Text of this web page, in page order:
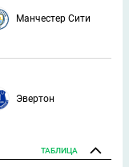
Манчестер Сити
Эвертон
ТАБЛИЦА